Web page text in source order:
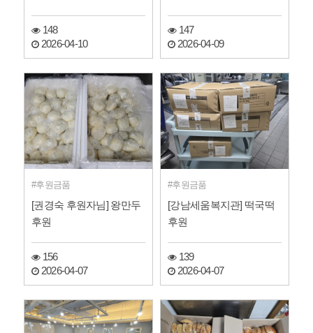
148
2026-04-10
147
2026-04-09
후원금품
[권경숙 후원자님] 왕만두
후원
156
2026-04-07
후원금품
[강남세움복지관] 떡국떡
후원
139
2026-04-07